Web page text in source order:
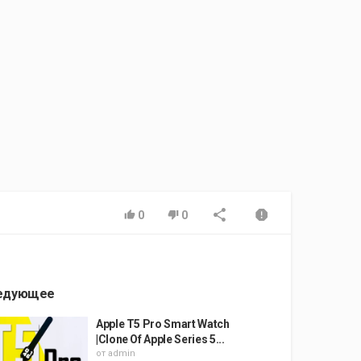
0 0
Apple T5 Pro Smart Watch
|Clone Of Apple Series 5...
от admin